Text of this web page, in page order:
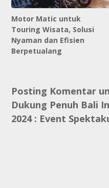
Motor Matic untuk
Touring Wisata, Solusi
Nyaman dan Efisien
Berpetualang
Posting Komentar
Dukung Penuh Bali
2024 : Event